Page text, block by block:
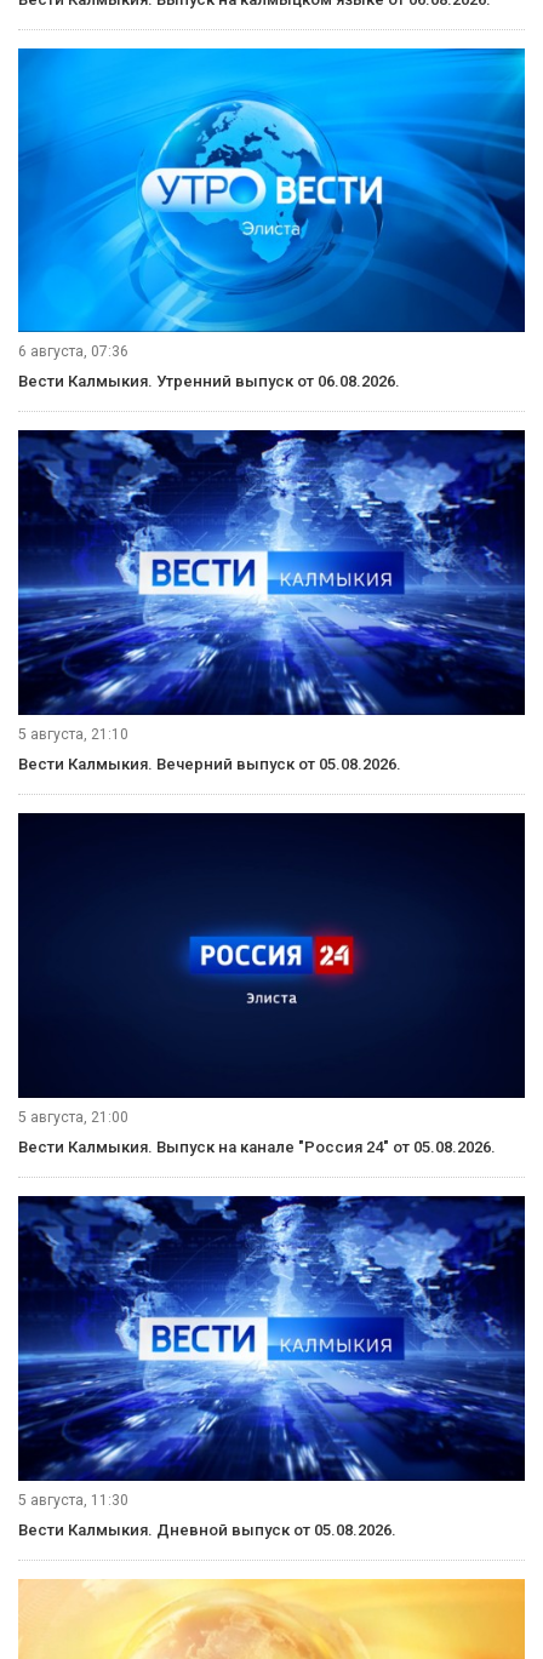
6 августа, 07:36
Вести Калмыкия. Утренний выпуск от 06.08.2026.
5 августа, 21:10
Вести Калмыкия. Вечерний выпуск от 05.08.2026.
5 августа, 21:00
Вести Калмыкия. Выпуск на канале "Россия 24" от 05.08.2026.
5 августа, 11:30
Вести Калмыкия. Дневной выпуск от 05.08.2026.